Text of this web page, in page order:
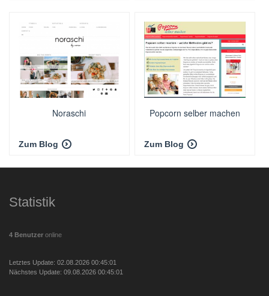
Noraschi
Zum Blog
Popcorn selber machen
Zum Blog
Statistik
4 Benutzer online
Letztes Update: 02.08.2026 00:45:01
Nächstes Update: 09.08.2026 00:45:01